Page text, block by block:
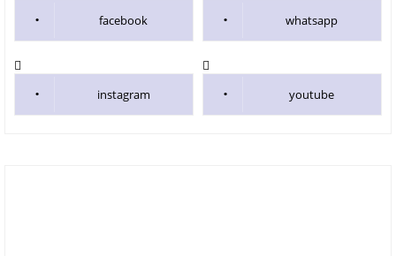
facebook whatsapp
instagram youtube